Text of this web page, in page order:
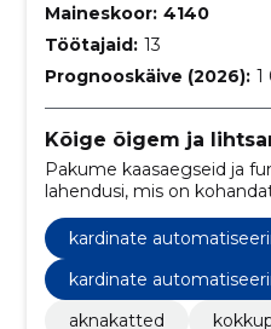
Maineskoor: 4140
Töötajaid: 13
Prognooskäive (2026): 1
Kõige õigem ja
Pakume kaasaegseid ja
lahendusi, mis on
Meie teenus hõlmab
mõõtmisest kuni
hoolduseni.
kardinate
kardinate
aknakatted